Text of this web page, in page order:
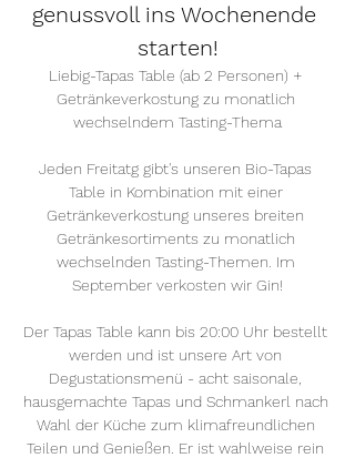
genussvoll ins Wochenende
starten!
Liebig-Tapas Table (ab 2 Personen) +
Getränkeverkostung zu monatlich
wechselndem Tasting-Thema
Jeden Freitatg gibt's unseren Bio-Tapas
Table in Kombination mit einer
Getränkeverkostung unseres breiten
Getränkesortiments zu monatlich
wechselnden Tasting-Themen. Im
September verkosten wir Gin!
Der Tapas Table kann bis 20:00 Uhr bestellt
werden und ist unsere Art von
Degustationsmenü - acht saisonale,
hausgemachte Tapas und Schmankerl nach
Wahl der Küche zum klimafreundlichen
Teilen und Genießen. Er ist wahlweise rein